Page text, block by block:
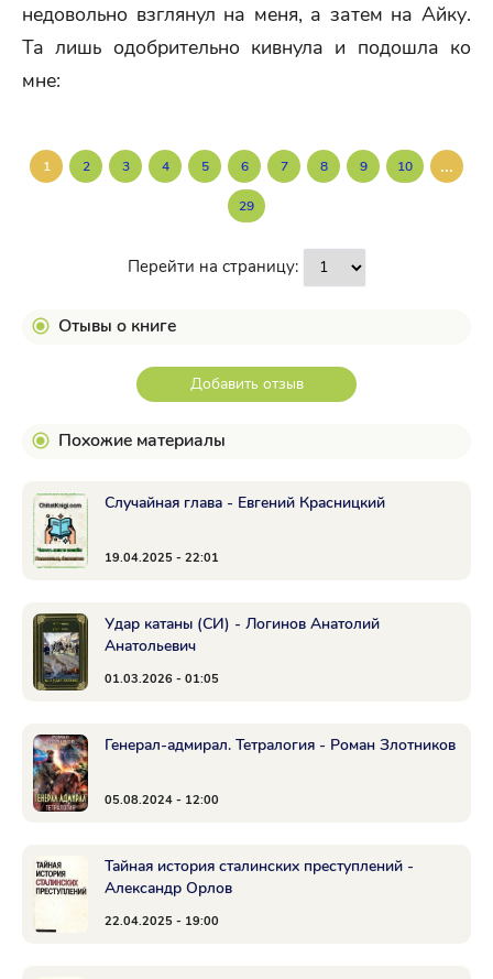
недовольно взглянул на меня, а затем на Айку.
Та лишь одобрительно кивнула и подошла ко
мне:
1 2 3 4 5 6 7 8 9 10 ...
29
Перейти на страницу:
Отывы о книге
Добавить отзыв
Похожие материалы
Случайная глава - Евгений Красницкий
19.04.2025 - 22:01
Удар катаны (СИ) - Логинов Анатолий
Анатольевич
01.03.2026 - 01:05
Генерал-адмирал. Тетралогия - Роман Злотников
05.08.2024 - 12:00
Тайная история сталинских преступлений -
Александр Орлов
22.04.2025 - 19:00